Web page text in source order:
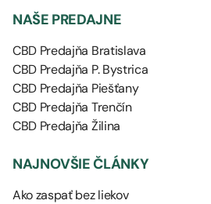
NAŠE PREDAJNE
CBD Predajňa Bratislava
CBD Predajňa P. Bystrica
CBD Predajňa Piešťany
CBD Predajňa Trenčín
CBD Predajňa Žilina
NAJNOVŠIE ČLÁNKY
Ako zaspať bez liekov